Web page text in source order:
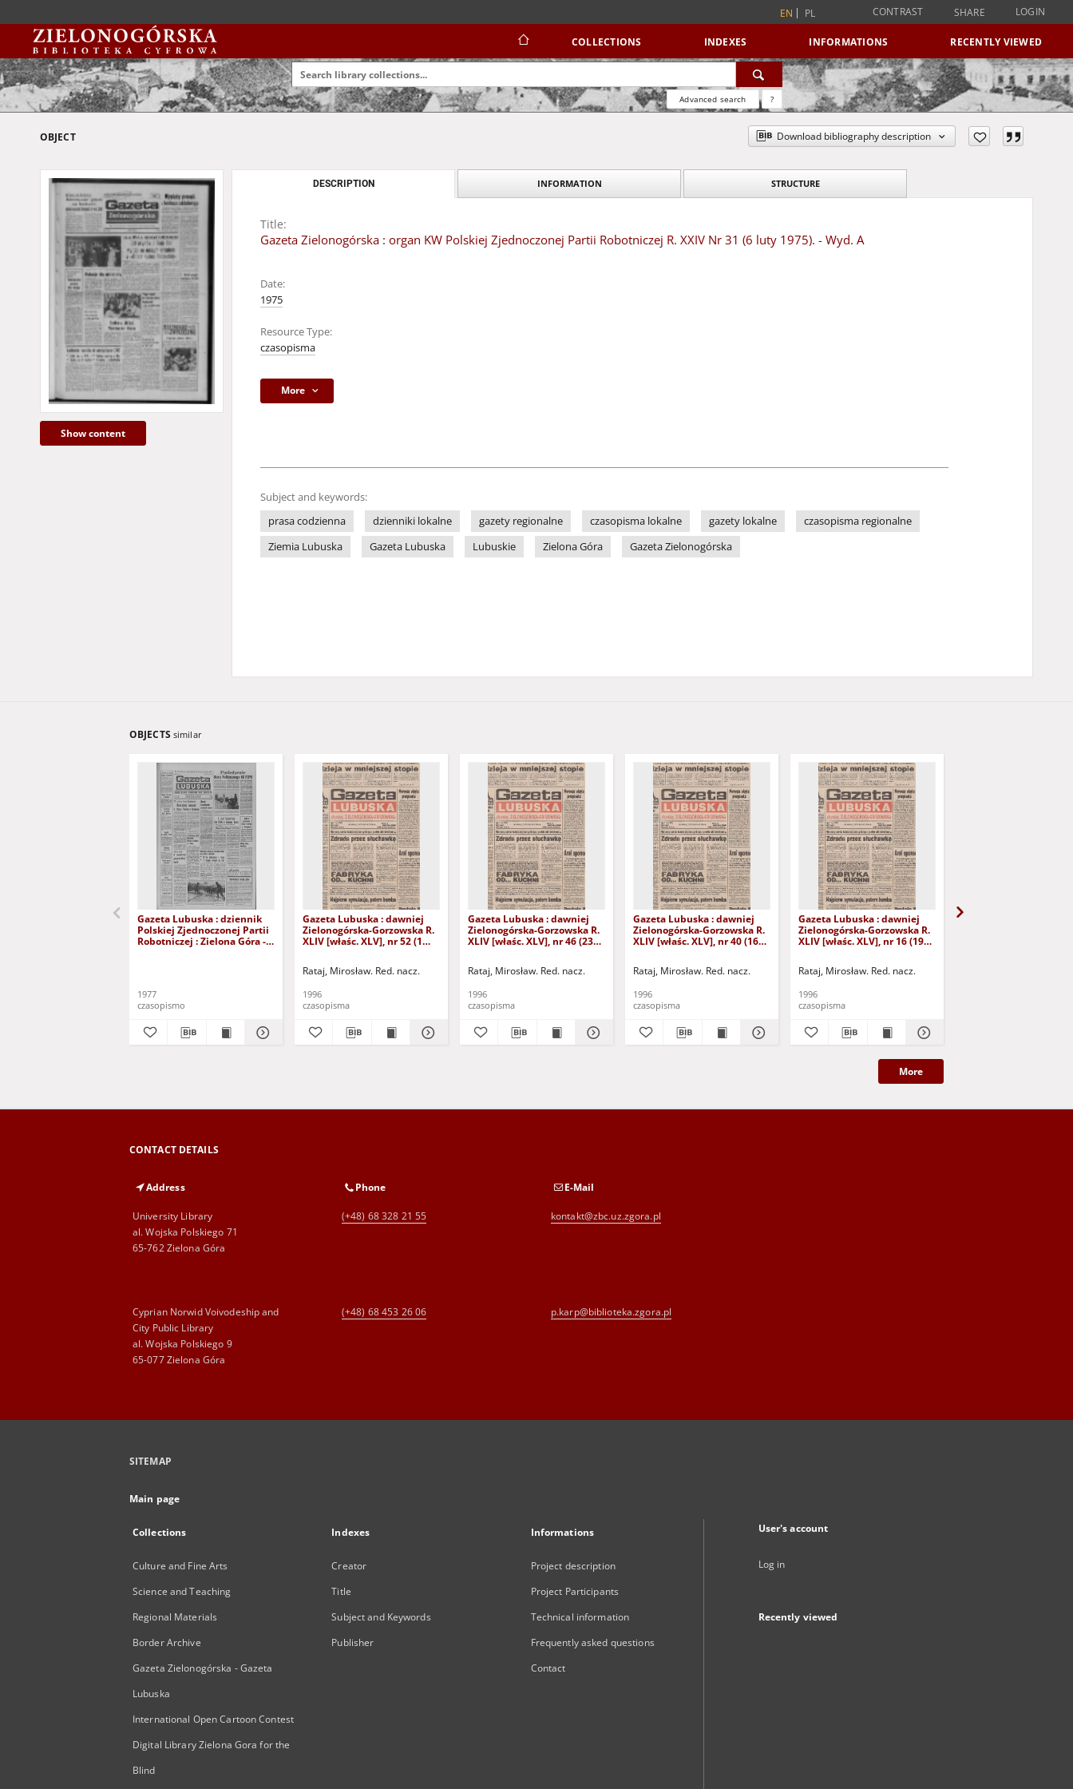
EN PL CONTRAST SHARE LOGIN
COLLECTIONS INDEXES INFORMATIONS RECENTLY VIEWED
Advanced search ?
OBJECT Download bibliography description
Show content
DESCRIPTION INFORMATION STRUCTURE
Title:
Gazeta Zielonogórska : organ KW Polskiej Zjednoczonej Partii Robotniczej R. XXIV Nr 31 (6 luty 1975). - Wyd. A
Date:
1975
Resource Type:
czasopisma
More
Subject and keywords:
prasa codzienna
dzienniki lokalne gazety regionalne czasopisma lokalne gazety lokalne
czasopisma regionalne
Ziemia Lubuska
Gazeta Lubuska Lubuskie Zielona Góra Gazeta Zielonogórska
OBJECTS similar
Gazeta Lubuska : dziennik
Polskiej Zjednoczonej Partii
Robotniczej : Zielona Góra -
1977
czasopismo
Gazeta Lubuska : dawniej
Zielonogórska-Gorzowska R.
XLIV [właśc. XLV], nr 52 (1
Rataj, Mirosław. Red. nacz.
1996
czasopisma
Gazeta Lubuska : dawniej
Zielonogórska-Gorzowska R.
XLIV [właśc. XLV], nr 46 (23
Rataj, Mirosław. Red. nacz.
1996
czasopisma
Gazeta Lubuska : dawniej
Zielonogórska-Gorzowska R.
XLIV [właśc. XLV], nr 40 (16
Rataj, Mirosław. Red. nacz.
1996
czasopisma
Gazeta Lubuska : dawniej
Zielonogórska-Gorzowska R.
XLIV [właśc. XLV], nr 16 (19
Rataj, Mirosław. Red. nacz.
1996
czasopisma
More
CONTACT DETAILS
Address
University Library
al. Wojska Polskiego 71
65-762 Zielona Góra
Phone
(+48) 68 328 21 55
E-Mail
kontakt@zbc.uz.zgora.pl
Cyprian Norwid Voivodeship and
City Public Library
al. Wojska Polskiego 9
65-077 Zielona Góra
(+48) 68 453 26 06 p.karp@biblioteka.zgora.pl
SITEMAP
Main page
Collections
Culture and Fine Arts
Science and Teaching
Regional Materials
Border Archive
Gazeta Zielonogórska - Gazeta
Lubuska
International Open Cartoon Contest
Digital Library Zielona Gora for the
Blind
Indexes
Creator
Title
Subject and Keywords
Publisher
Informations
Project description
Project Participants
Technical information
Frequently asked questions
Contact
User's account
Log in
Recently viewed